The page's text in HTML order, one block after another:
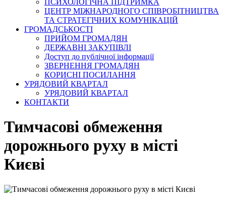
ПСИХОЛОГІЧНА ПІДТРИМКА
ЦЕНТР МІЖНАРОДНОГО СПІВРОБІТНИЦТВА
ТА СТРАТЕГІЧНИХ КОМУНІКАЦІЙ
ГРОМАДСЬКОСТІ
ПРИЙОМ ГРОМАДЯН
ДЕРЖАВНІ ЗАКУПІВЛІ
Доступ до публічної інформації
ЗВЕРНЕННЯ ГРОМАДЯН
КОРИСНІ ПОСИЛАННЯ
УРЯДОВИЙ КВАРТАЛ
УРЯДОВИЙ КВАРТАЛ
КОНТАКТИ
Тимчасові обмеження
дорожнього руху в місті
Києві